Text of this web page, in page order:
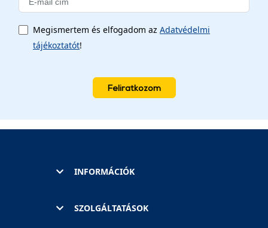
Megismertem és elfogadom az Adatvédelmi
tájékoztatót!
Feliratkozom
INFORMÁCIÓK
SZOLGÁLTATÁSOK